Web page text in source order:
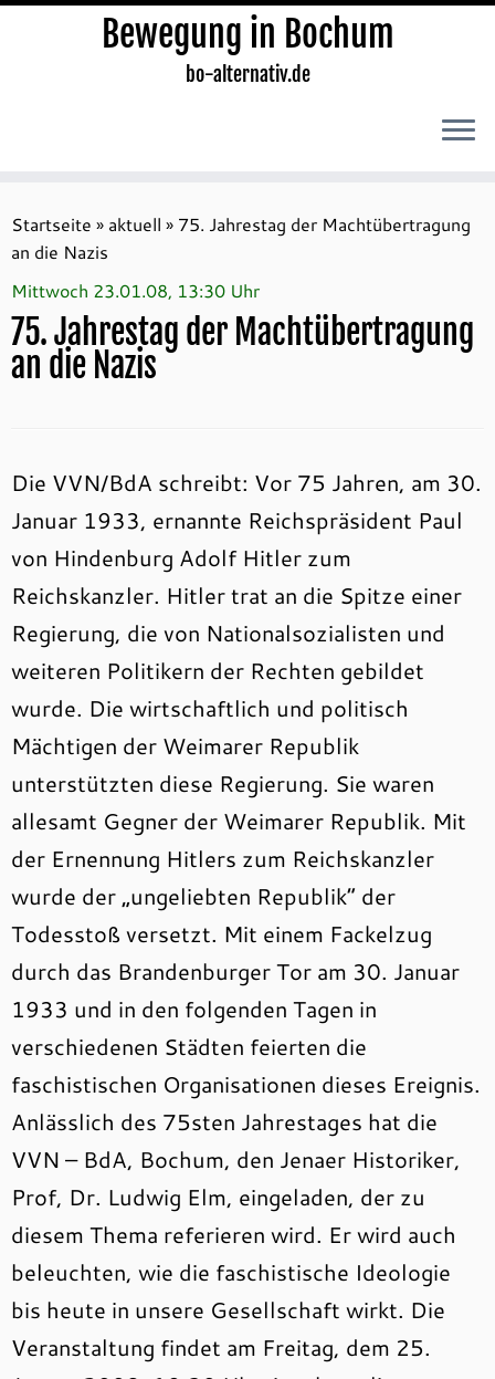
Inhalt
springen
Bewegung in Bochum
bo-alternativ.de
Startseite » aktuell » 75. Jahrestag der Machtübertragung
an die Nazis
Mittwoch 23.01.08, 13:30 Uhr
75. Jahrestag der Machtübertragung
an die Nazis
Die VVN/BdA schreibt: Vor 75 Jahren, am 30.
Januar 1933, ernannte Reichspräsident Paul
von Hindenburg Adolf Hitler zum
Reichskanzler. Hitler trat an die Spitze einer
Regierung, die von Nationalsozialisten und
weiteren Politikern der Rechten gebildet
wurde. Die wirtschaftlich und politisch
Mächtigen der Weimarer Republik
unterstützten diese Regierung. Sie waren
allesamt Gegner der Weimarer Republik. Mit
der Ernennung Hitlers zum Reichskanzler
wurde der „ungeliebten Republik“ der
Todesstoß versetzt. Mit einem Fackelzug
durch das Brandenburger Tor am 30. Januar
1933 und in den folgenden Tagen in
verschiedenen Städten feierten die
faschistischen Organisationen dieses Ereignis.
Anlässlich des 75sten Jahrestages hat die
VVN – BdA, Bochum, den Jenaer Historiker,
Prof, Dr. Ludwig Elm, eingeladen, der zu
diesem Thema referieren wird. Er wird auch
beleuchten, wie die faschistische Ideologie
bis heute in unsere Gesellschaft wirkt. Die
Veranstaltung findet am Freitag, dem 25.